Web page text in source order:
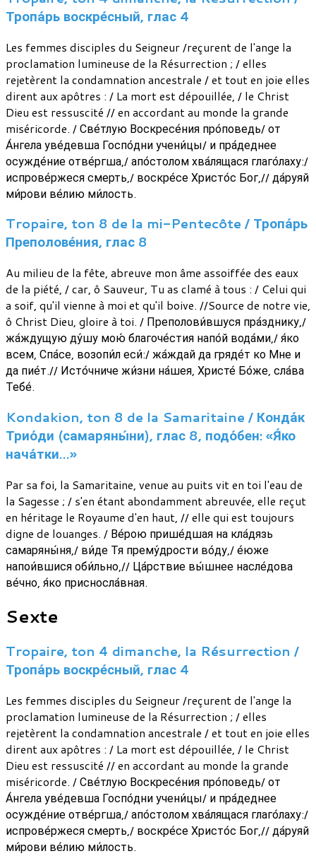
Тропа́рь воскре́сный, глас 4
Les femmes disciples du Seigneur /reçurent de l'ange la
proclamation lumineuse de la Résurrection ; / elles
rejetèrent la condamnation ancestrale / et tout en joie elles
dirent aux apôtres : / La mort est dépouillée, / le Christ
Dieu est ressuscité // en accordant au monde la grande
miséricorde. / Све́тлую Воскресе́ния про́поведь/ от
А́нгела уве́девша Госпо́дни учени́цы/ и пра́деднее
осужде́ние отве́ргша,/ апо́столом хва́лящася глаго́лаху:/
испрове́ржеся смерть,/ воскре́се Христо́с Бог,// да́руяй
ми́рови ве́лию ми́лость.
Tropaire, ton 8 de la mi-Pentecôte / Тропа́рь
Преполове́ния, глас 8
Au milieu de la fête, abreuve mon âme assoiffée des eaux
de la piété, / car, ô Sauveur, Tu as clamé à tous : / Celui qui
a soif, qu'il vienne à moi et qu'il boive. //Source de notre vie,
ô Christ Dieu, gloire à toi. / Преполови́вшуся пра́зднику,/
жа́ждущую ду́шу мою́ благоче́стия напо́й вода́ми,/ я́ко
всем, Спа́се, возопи́л еси́:/ жа́ждай да гряде́т ко Мне и
да пие́т.// Исто́чниче жи́зни на́шея, Христе́ Бо́же, сла́ва
Тебе́.
Kondakion, ton 8 de la Samaritaine / Конда́к
Трио́ди (самаряны́ни), глас 8, подо́бен: «Я́ко
нача́тки…»
Par sa foi, la Samaritaine, venue au puits vit en toi l'eau de
la Sagesse ; / s'en étant abondamment abreuvée, elle reçut
en héritage le Royaume d'en haut, // elle qui est toujours
digne de louanges. / Ве́рою прише́дшая на кла́дязь
самаряны́ня,/ ви́де Тя прему́дрости во́ду,/ е́юже
напои́вшися оби́льно,// Ца́рствие вы́шнее насле́дова
ве́чно, я́ко присносла́вная.
Sexte
Tropaire, ton 4 dimanche, la Résurrection /
Тропа́рь воскре́сный, глас 4
Les femmes disciples du Seigneur /reçurent de l'ange la
proclamation lumineuse de la Résurrection ; / elles
rejetèrent la condamnation ancestrale / et tout en joie elles
dirent aux apôtres : / La mort est dépouillée, / le Christ
Dieu est ressuscité // en accordant au monde la grande
miséricorde. / Све́тлую Воскресе́ния про́поведь/ от
А́нгела уве́девша Госпо́дни учени́цы/ и пра́деднее
осужде́ние отве́ргша,/ апо́столом хва́лящася глаго́лаху:/
испрове́ржеся смерть,/ воскре́се Христо́с Бог,// да́руяй
ми́рови ве́лию ми́лость.